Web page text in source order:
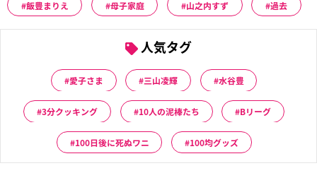
飯豊まりえ 母子家庭 山之内すず 過去
人気タグ
愛子さま 三山凌輝 水谷豊
3分クッキング 10人の泥棒たち Bリーグ
100日後に死ぬワニ 100均グッズ